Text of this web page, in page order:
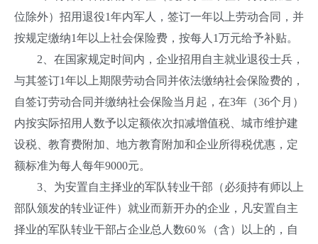
位除外）招用退役1年内军人，签订一年以上劳动合同，并
按规定缴纳1年以上社会保险费，按每人1万元给予补贴。
2、在国家规定时间内，企业招用自主就业退役士兵，
与其签订1年以上期限劳动合同并依法缴纳社会保险费的，
自签订劳动合同并缴纳社会保险当月起，在3年（36个月）
内按实际招用人数予以定额依次扣减增值税、城市维护建
设税、教育费附加、地方教育附加和企业所得税优惠，定
额标准为每人每年9000元。
3、为安置自主择业的军队转业干部（必须持有师以上
部队颁发的转业证件）就业而新开办的企业，凡安置自主
择业的军队转业干部占企业总人数60％（含）以上的，自